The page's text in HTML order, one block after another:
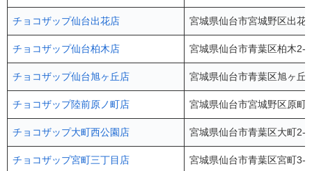
チョコザップ仙台出花店 宮城県仙台市宮城野区出
チョコザップ仙台柏木店 宮城県仙台市青葉区柏木
チョコザップ仙台旭ヶ丘店 宮城県仙台市青葉区旭ヶ
チョコザップ陸前原ノ町店 宮城県仙台市宮城野区原
チョコザップ大町西公園店 宮城県仙台市青葉区大町
チョコザップ宮町三丁目店 宮城県仙台市青葉区宮町